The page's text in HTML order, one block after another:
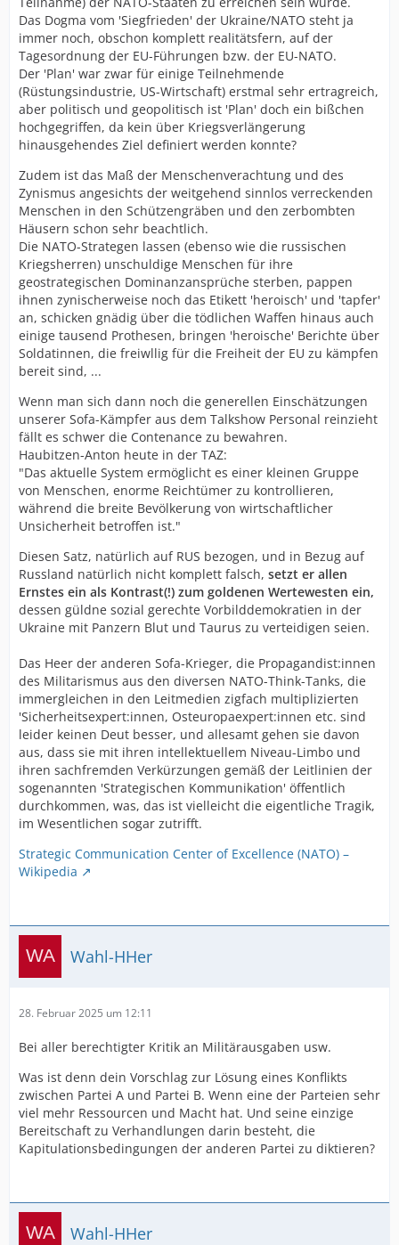
Das Dogma vom 'Siegfrieden' der Ukraine/NATO steht ja
immer noch, obschon komplett realitätsfern, auf der
Tagesordnung der EU-Führungen bzw. der EU-NATO.
Der 'Plan' war zwar für einige Teilnehmende
(Rüstungsindustrie, US-Wirtschaft) erstmal sehr ertragreich,
aber politisch und geopolitisch ist 'Plan' doch ein bißchen
hochgegriffen, da kein über Kriegsverlängerung
hinausgehendes Ziel definiert werden konnte?
Zudem ist das Maß der Menschenverachtung und des
Zynismus angesichts der weitgehend sinnlos verreckenden
Menschen in den Schützengräben und den zerbombten
Häusern schon sehr beachtlich.
Die NATO-Strategen lassen (ebenso wie die russischen
Kriegsherren) unschuldige Menschen für ihre
geostrategischen Dominanzansprüche sterben, pappen
ihnen zynischerweise noch das Etikett 'heroisch' und 'tapfer'
an, schicken gnädig über die tödlichen Waffen hinaus auch
einige tausend Prothesen, bringen 'heroische' Berichte über
Soldatinnen, die freiwllig für die Freiheit der EU zu kämpfen
bereit sind, ...
Wenn man sich dann noch die generellen Einschätzungen
unserer Sofa-Kämpfer aus dem Talkshow Personal reinzieht
fällt es schwer die Contenance zu bewahren.
Haubitzen-Anton heute in der TAZ:
"Das aktuelle System ermöglicht es einer kleinen Gruppe
von Menschen, enorme Reichtümer zu kontrollieren,
während die breite Bevölkerung von wirtschaftlicher
Unsicherheit betroffen ist."
Diesen Satz, natürlich auf RUS bezogen, und in Bezug auf
Russland natürlich nicht komplett falsch, setzt er allen
Ernstes ein als Kontrast(!) zum goldenen Wertewesten ein,
dessen güldne sozial gerechte Vorbilddemokratien in der
Ukraine mit Panzern Blut und Taurus zu verteidigen seien.
Das Heer der anderen Sofa-Krieger, die Propagandist:innen
des Militarismus aus den diversen NATO-Think-Tanks, die
immergleichen in den Leitmedien zigfach multiplizierten
'Sicherheitsexpert:innen, Osteuropaexpert:innen etc. sind
leider keinen Deut besser, und allesamt gehen sie davon
aus, dass sie mit ihren intellektuellem Niveau-Limbo und
ihren sachfremden Verkürzungen gemäß der Leitlinien der
sogenannten 'Strategischen Kommunikation' öffentlich
durchkommen, was, das ist vielleicht die eigentliche Tragik,
im Wesentlichen sogar zutrifft.
Strategic Communication Center of Excellence (NATO) –
Wikipedia
Wahl-HHer
28. Februar 2025 um 12:11
Bei aller berechtigter Kritik an Militärausgaben usw.
Was ist denn dein Vorschlag zur Lösung eines Konflikts
zwischen Partei A und Partei B. Wenn eine der Parteien sehr
viel mehr Ressourcen und Macht hat. Und seine einzige
Bereitschaft zu Verhandlungen darin besteht, die
Kapitulationsbedingungen der anderen Partei zu diktieren?
Wahl-HHer